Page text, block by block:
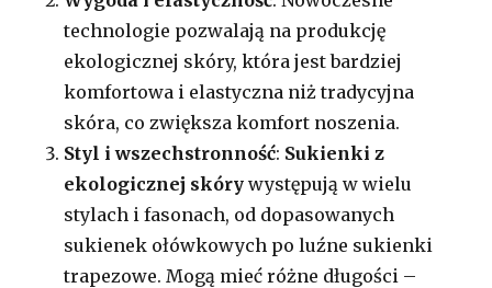
technologie pozwalają na produkcję
ekologicznej skóry, która jest bardziej
komfortowa i elastyczna niż tradycyjna
skóra, co zwiększa komfort noszenia.
Styl i wszechstronność: Sukienki z
ekologicznej skóry występują w wielu
stylach i fasonach, od dopasowanych
sukienek ołówkowych po luźne sukienki
trapezowe. Mogą mieć różne długości –